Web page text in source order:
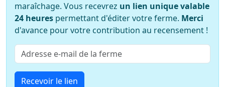
maraîchage. Vous recevrez un lien unique valable
24 heures permettant d'éditer votre ferme. Merci
d'avance pour votre contribution au recensement !
Recevoir le lien